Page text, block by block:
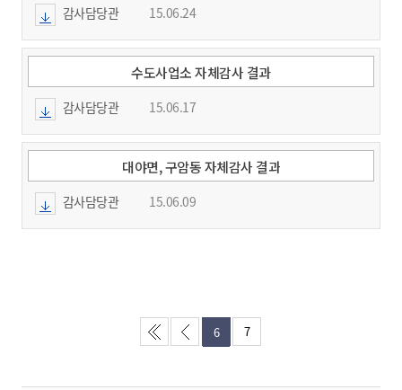
감사담당관 15.06.24
수도사업소 자체감사 결과
감사담당관 15.06.17
대야면, 구암동 자체감사 결과
감사담당관 15.06.09
6 7